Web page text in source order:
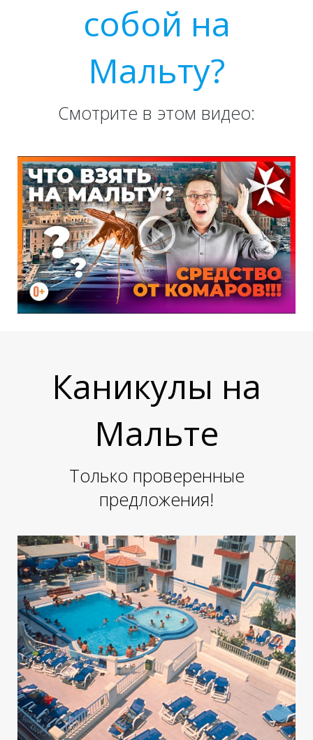
Г
Р
собой на
Мальту?
Смотрите в этом видео:
Каникулы на
Мальте
Только проверенные
предложения!
Г
Р